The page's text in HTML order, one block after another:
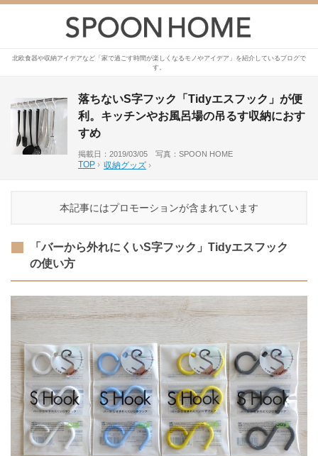
北欧食器や収納アイデアなど「家で過ごす時間が楽しくなるモノやアイデア」を紹介しているブログで
す。
落ちないS字フック「Tidyエスフック」が便
利。キッチンやお風呂場の吊るす収納におす
すめ
掲載日：2019/03/05 写真：SPOON HOME
TOP › 収納グッズ ›
本記事にはプロモーションが含まれています
「バーから外れにくいS字フック」Tidyエスフック
の使い方